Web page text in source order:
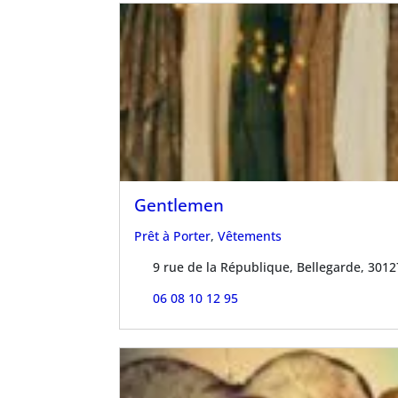
Gentlemen
Prêt à Porter,Vêtements
9 rue de la République, Bellegarde,
06 08 10 12 95